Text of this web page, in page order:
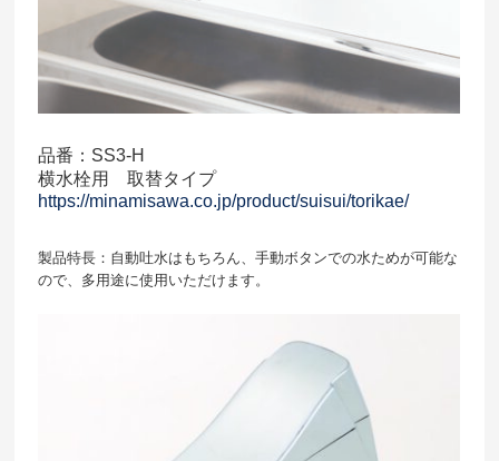
品番：SS3-H
横水栓用 取替タイプ
https://minamisawa.co.jp/product/suisui/torikae/
製品特長：自動吐水はもちろん、手動ボタンでの水ためが可能な
ので、多用途に使用いただけます。